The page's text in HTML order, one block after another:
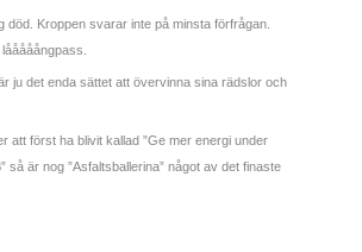
död. Kroppen svarar inte på minsta förfrågan.
ju det enda sättet att övervinna sina rädslor och
att först ha blivit kallad ”Ge mer energi under
så är nog ”Asfaltsballerina” något av det finaste